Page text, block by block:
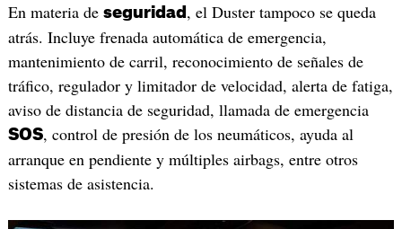
En materia de seguridad , el Duster tampoco se queda
atrás. Incluye frenada automática de emergencia,
mantenimiento de carril, reconocimiento de señales de
tráfico, regulador y limitador de velocidad, alerta de fatiga,
aviso de distancia de seguridad, llamada de emergencia
SOS, control de presión de los neumáticos, ayuda al
arranque en pendiente y múltiples airbags, entre otros
sistemas de asistencia.